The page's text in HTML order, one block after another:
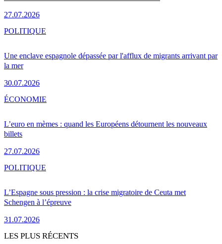
27.07.2026
Une enclave espagnole dépassée par l'afflux de migrants arrivant par
la mer
30.07.2026
POLITIQUE
L’euro en mèmes : quand les Européens détournent les nouveaux
billets
27.07.2026
ÉCONOMIE
L’Espagne sous pression : la crise migratoire de Ceuta met
Schengen à l’épreuve
31.07.2026
POLITIQUE
LES PLUS RÉCENTS